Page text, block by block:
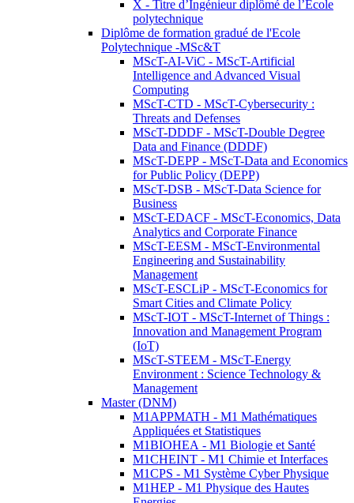
X - Titre d’Ingénieur diplômé de l’École
polytechnique
Diplôme de formation gradué de l'Ecole
Polytechnique -MSc&T
MScT-AI-ViC - MScT-Artificial
Intelligence and Advanced Visual
Computing
MScT-CTD - MScT-Cybersecurity :
Threats and Defenses
MScT-DDDF - MScT-Double Degree
Data and Finance (DDDF)
MScT-DEPP - MScT-Data and Economics
for Public Policy (DEPP)
MScT-DSB - MScT-Data Science for
Business
MScT-EDACF - MScT-Economics, Data
Analytics and Corporate Finance
MScT-EESM - MScT-Environmental
Engineering and Sustainability
Management
MScT-ESCLiP - MScT-Economics for
Smart Cities and Climate Policy
MScT-IOT - MScT-Internet of Things :
Innovation and Management Program
(IoT)
MScT-STEEM - MScT-Energy
Environment : Science Technology &
Management
Master (DNM)
M1APPMATH - M1 Mathématiques
Appliquées et Statistiques
M1BIOHEA - M1 Biologie et Santé
M1CHEINT - M1 Chimie et Interfaces
M1CPS - M1 Système Cyber Physique
M1HEP - M1 Physique des Hautes